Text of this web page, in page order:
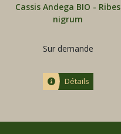
Cassis Andega BIO - Ribes
nigrum
Sur demande
Détails